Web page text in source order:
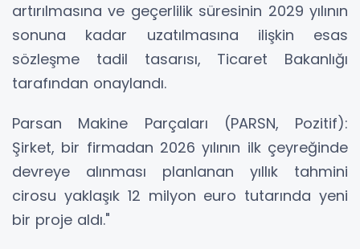
artırılmasına ve geçerlilik süresinin 2029 yılının
sonuna kadar uzatılmasına ilişkin esas
sözleşme tadil tasarısı, Ticaret Bakanlığı
tarafından onaylandı.
Parsan Makine Parçaları (PARSN, Pozitif):
Şirket, bir firmadan 2026 yılının ilk çeyreğinde
devreye alınması planlanan yıllık tahmini
cirosu yaklaşık 12 milyon euro tutarında yeni
bir proje aldı."